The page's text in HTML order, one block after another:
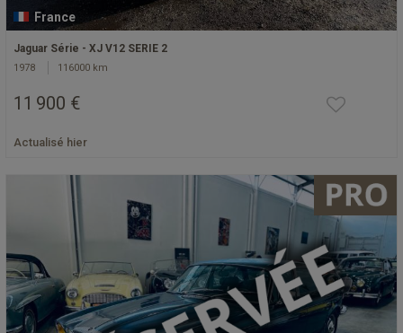
France
Jaguar Série - XJ V12 SERIE 2
1978 116000 km
11 900 €
Actualisé hier